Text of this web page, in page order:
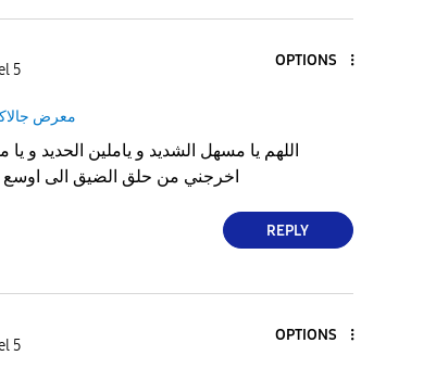
5
OPTIONS
معرض
‏اللهم يا مسهل الشديد و ياملين الحديد و
اخرجني من حلق الضيق الى اوسع
REPLY
5
OPTIONS